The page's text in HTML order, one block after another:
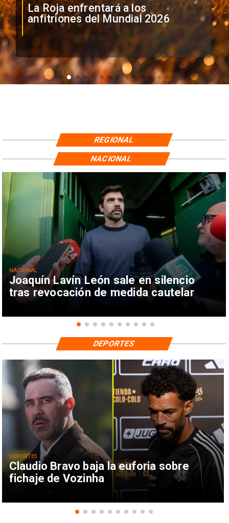
La Roja enfrentará a los
anfitriones del Mundial 2026
REGIONAL
Joaquín Lavín León sale en silencio
tras revocación de medida cautelar
NACIONAL
NACIONAL
Claudio Bravo baja la euforia sobre
fichaje de Vozinha
DEPORTES
DEPORTES